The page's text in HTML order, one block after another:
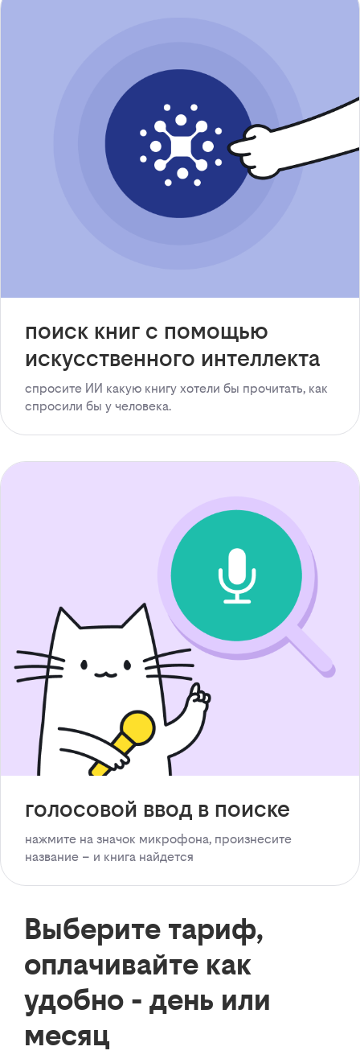
поиск книг с помощью
искусственного интеллекта
спросите ИИ какую книгу хотели бы прочитать, как
спросили бы у человека.
голосовой ввод в поиске
нажмите на значок микрофона, произнесите
название – и книга найдется
Выберите тариф,
оплачивайте как
удобно - день или
месяц